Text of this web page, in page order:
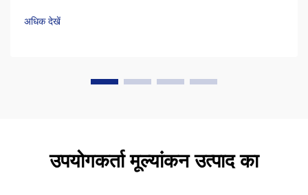
(अल्ट्रा-हाई मॉलिक्यूलर वेट पॉलीएथिलीन) जैसी सामग्री के कारण बहुत लंबे
समय तक चलते हैं...
अधिक देखें
उपयोगकर्ता मूल्यांकन उत्पाद का